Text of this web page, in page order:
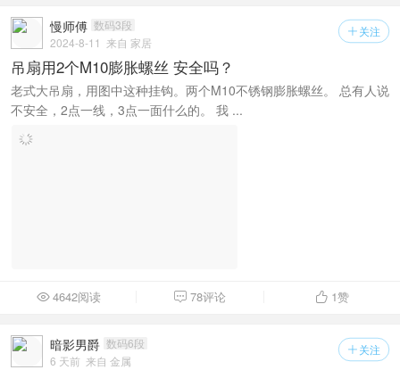
 关注
慢师傅 数码3段
2024-8-11 来自 家居
吊扇用2个M10膨胀螺丝 安全吗？
老式大吊扇，用图中这种挂钩。两个M10不锈钢膨胀螺丝。 总有人说
不安全，2点一线，3点一面什么的。 我 ...
 4642阅读  78评论  1赞
 关注
暗影男爵 数码6段
6 天前 来自 金属